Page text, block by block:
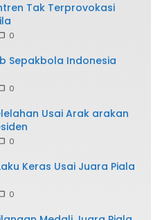
Tak Terprovokasi
0
Sepakbola Indonesia
0
Usai Arak arakan
0
Keras Usai Juara Piala
0